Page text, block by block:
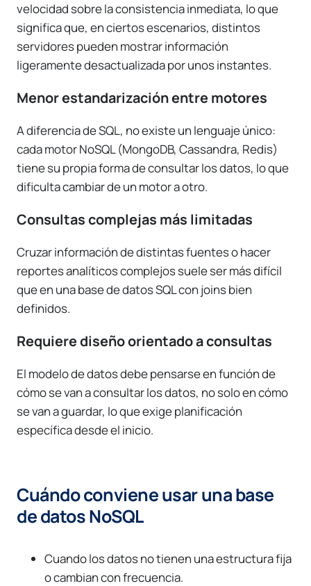
velocidad sobre la consistencia inmediata, lo que
significa que, en ciertos escenarios, distintos
servidores pueden mostrar información
ligeramente desactualizada por unos instantes.
Menor estandarización entre motores
A diferencia de SQL, no existe un lenguaje único:
cada motor NoSQL (MongoDB, Cassandra, Redis)
tiene su propia forma de consultar los datos, lo que
dificulta cambiar de un motor a otro.
Consultas complejas más limitadas
Cruzar información de distintas fuentes o hacer
reportes analíticos complejos suele ser más difícil
que en una base de datos SQL con joins bien
definidos.
Requiere diseño orientado a consultas
El modelo de datos debe pensarse en función de
cómo se van a consultar los datos, no solo en cómo
se van a guardar, lo que exige planificación
específica desde el inicio.
Cuándo conviene usar una base
de datos NoSQL
Cuando los datos no tienen una estructura fija
o cambian con frecuencia.